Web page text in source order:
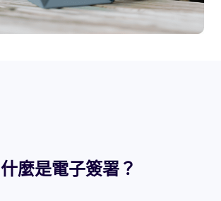
什麼是電子簽署？